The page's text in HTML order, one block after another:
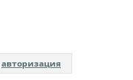
авторизация